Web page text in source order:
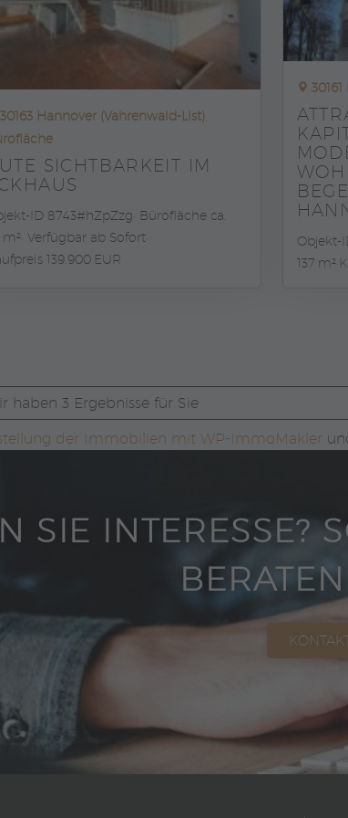
30163 Hannover (Vahrenwald-List),
SICHTBARKEIT IM
ID 8743#hZpZzg Bürofläche ca.
m² Verfügbar ab Sofort
139.900 EUR
Objekt-
137 m²
haben 3 Ergebnisse für Sie
der Immobilien mit WP-ImmoMakler
SIE INTERESSE?